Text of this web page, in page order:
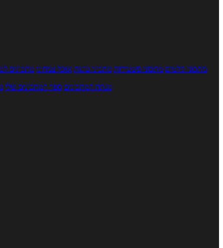
מתכוני סלטים מתכוני פשטידות מתכוני עוגות אוכל צמחוני מתכונים
מנתח המתכונים ספר המתכונים שלי